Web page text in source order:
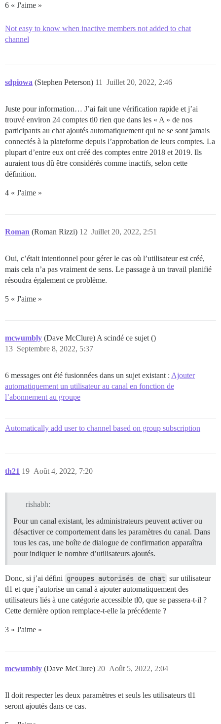
6 « J'aime »
Not easy to know when inactive members not added to chat
channel
sdpiowa (Stephen Peterson) Juillet 20, 2022, 2:46
11
Juste pour information… J’ai fait une vérification rapide et j’ai
trouvé environ 24 comptes tl0 rien que dans les « A » de nos
participants au chat ajoutés automatiquement qui ne se sont jamais
connectés à la plateforme depuis l’approbation de leurs comptes. La
plupart d’entre eux ont créé des comptes entre 2018 et 2019. Ils
auraient tous dû être considérés comme inactifs, selon cette
définition.
4 « J'aime »
Roman (Roman Rizzi) Juillet 20, 2022, 2:51
12
Oui, c’était intentionnel pour gérer le cas où l’utilisateur est créé,
mais cela n’a pas vraiment de sens. Le passage à un travail planifié
résoudra également ce problème.
5 « J'aime »
mcwumbly (Dave McClure) A scindé ce sujet ()
Septembre 8, 2022, 5:37
13
6 messages ont été fusionnées dans un sujet existant : Ajouter
automatiquement un utilisateur au canal en fonction de
l’abonnement au groupe
Automatically add user to channel based on group subscription
th21 Août 4, 2022, 7:20
19
rishabh:
Pour un canal existant, les administrateurs peuvent activer ou
désactiver ce comportement dans les paramètres du canal. Dans
tous les cas, une boîte de dialogue de confirmation apparaîtra
pour indiquer le nombre d’utilisateurs ajoutés.
Donc, si j’ai défini groupes autorisés de chat sur utilisateur
tl1 et que j’autorise un canal à ajouter automatiquement des
utilisateurs liés à une catégorie accessible tl0, que se passera-t-il ?
Cette dernière option remplace-t-elle la précédente ?
3 « J'aime »
mcwumbly (Dave McClure) Août 5, 2022, 2:04
20
Il doit respecter les deux paramètres et seuls les utilisateurs tl1
seront ajoutés dans ce cas.